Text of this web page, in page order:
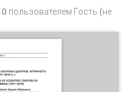
пользователем Гость (не